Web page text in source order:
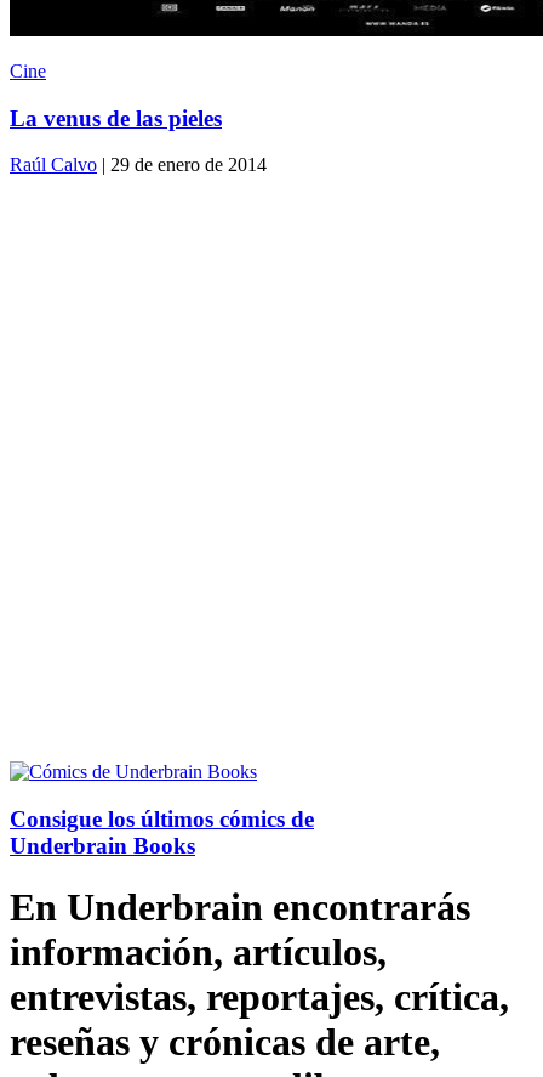
Cine
La venus de las pieles
Raúl Calvo | 29 de enero de 2014
Consigue los últimos cómics de
Underbrain Books
En Underbrain encontrarás
información, artículos,
entrevistas, reportajes, crítica,
reseñas y crónicas de arte,